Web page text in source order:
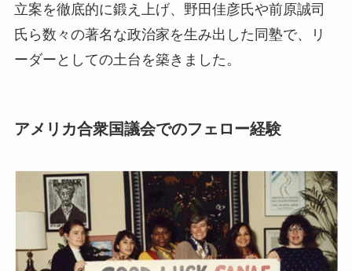
立案を徹底的に鍛え上げ、野田佳彦氏や前原誠司
氏ら数々の著名な政治家を生み出した同塾で、リ
ーダーとしての土台を築きました。
アメリカ合衆国議会でのフェロー経験